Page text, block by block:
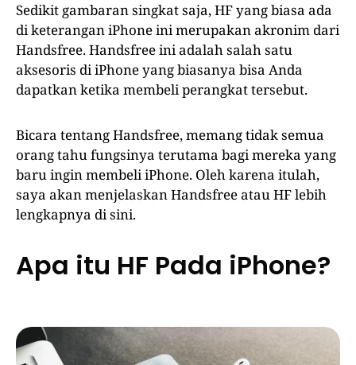
Sedikit gambaran singkat saja, HF yang biasa ada
di keterangan iPhone ini merupakan akronim dari
Handsfree. Handsfree ini adalah salah satu
aksesoris di iPhone yang biasanya bisa Anda
dapatkan ketika membeli perangkat tersebut.
Bicara tentang Handsfree, memang tidak semua
orang tahu fungsinya terutama bagi mereka yang
baru ingin membeli iPhone. Oleh karena itulah,
saya akan menjelaskan Handsfree atau HF lebih
lengkapnya di sini.
Apa itu HF Pada iPhone?